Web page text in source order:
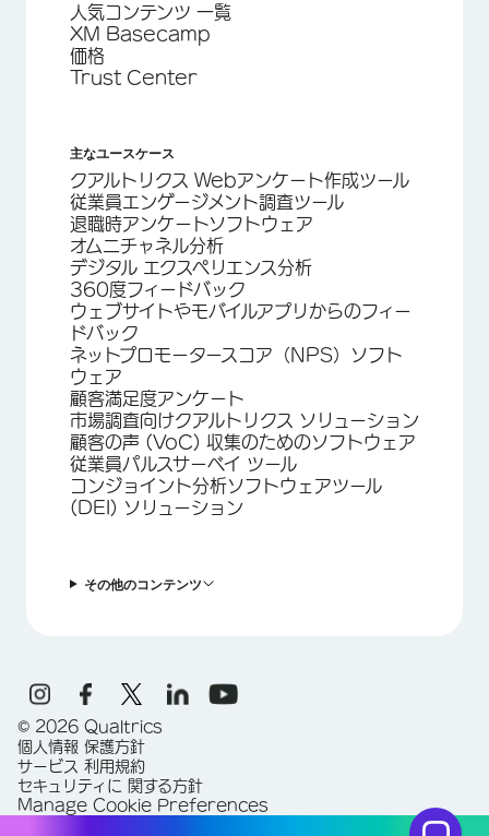
人気コンテンツ 一覧
XM Basecamp
価格
Trust Center
主なユースケース
クアルトリクス Webアンケート作成ツール
従業員エンゲージメント調査ツール
退職時アンケートソフトウェア
オムニチャネル分析
デジタル エクスペリエンス分析
360度フィードバック
ウェブサイトやモバイルアプリからのフィー
ドバック
ネットプロモータースコア（NPS）ソフト
ウェア
顧客満足度アンケート
市場調査向けクアルトリクス ソリューション
顧客の声 (VoC) 収集のためのソフトウェア
従業員パルスサーベイ ツール
コンジョイント分析ソフトウェアツール
(DEI) ソリューション
その他のコンテンツ
© 2026 Qualtrics
個人情報 保護方針
サービス 利用規約
セキュリティに 関する方針
Manage Cookie Preferences